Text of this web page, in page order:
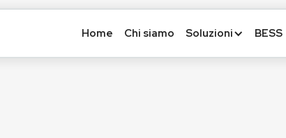
Home Chi siamo Soluzioni BESS